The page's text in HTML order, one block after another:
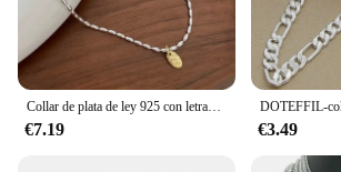
Collar de plata de ley 925 con letras de amor para mujer, colgante de cadena de cuentas redondas, Gargantilla, regalo de cumpleaños, joyería fina, Envío Gratis
€7.19 €3.49